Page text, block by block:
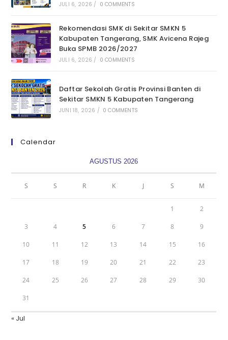
JULI 6, 2026 / 0 COMMENTS
Rekomendasi SMK di Sekitar SMKN 5
Kabupaten Tangerang, SMK Avicena Rajeg
Buka SPMB 2026/2027
JULI 6, 2026 / 0 COMMENTS
Daftar Sekolah Gratis Provinsi Banten di
Sekitar SMKN 5 Kabupaten Tangerang
JUNI 18, 2026 / 0 COMMENTS
Calendar
AGUSTUS 2026
S S R K J S M
1 2
3 4 5 6 7 8 9
10 11 12 13 14 15 16
17 18 19 20 21 22 23
24 25 26 27 28 29 30
31
« Jul